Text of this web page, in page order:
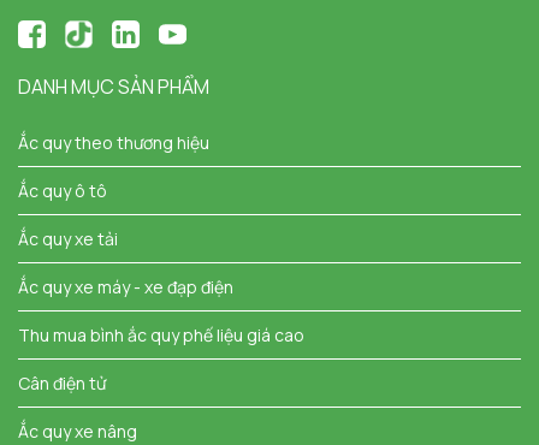
DANH MỤC SẢN PHẨM
Ắc quy theo thương hiệu
Ắc quy ô tô
Ắc quy xe tải
Ắc quy xe máy - xe đạp điện
Thu mua bình ắc quy phế liệu giá cao
Cân điện tử
Ắc quy xe nâng